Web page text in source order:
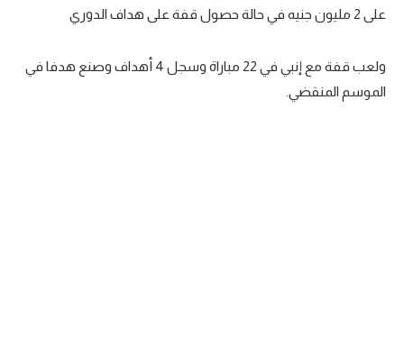
Gamers
تحقيق في الجول
على 2 مليون جنيه في حالة حصول قفة على هداف الدوري
ولعب قفة مع إنبي في 22 مباراة وسجل 4 أهداف وصنع هدفا في
الموسم المنقضي.